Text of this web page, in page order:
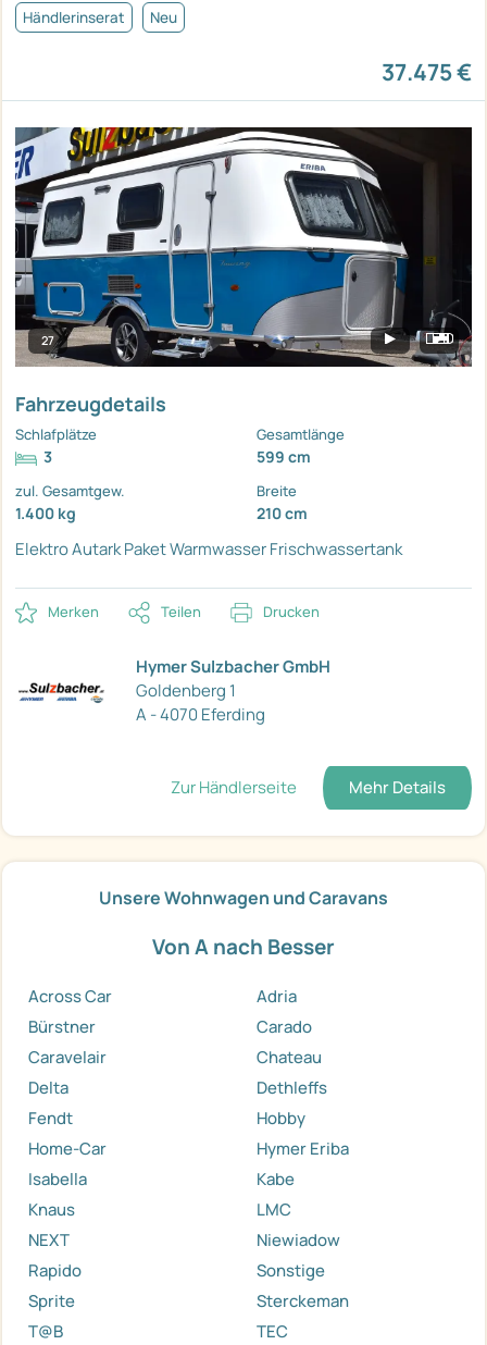
Händlerinserat Neu
37.475 €
27
Fahrzeugdetails
Schlafplätze
3
Gesamtlänge
599 cm
zul. Gesamtgew.
1.400 kg
Breite
210 cm
Elektro Autark PaketWarmwasserFrischwassertank
Merken Teilen Drucken
Hymer Sulzbacher GmbH
Goldenberg 1
A - 4070 Eferding
Zur Händlerseite Mehr Details
Unsere Wohnwagen und Caravans
Von A nach Besser
Across Car
Adria
Bürstner
Carado
Caravelair
Chateau
Delta
Dethleffs
Fendt
Hobby
Home-Car
Hymer Eriba
Isabella
Kabe
Knaus
LMC
NEXT
Niewiadow
Rapido
Sonstige
Sprite
Sterckeman
T@B
TEC